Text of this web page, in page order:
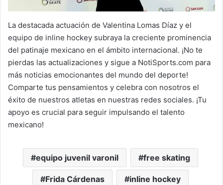
La destacada actuación de Valentina Lomas Díaz y el
equipo de inline hockey subraya la creciente prominencia
del patinaje mexicano en el ámbito internacional. ¡No te
pierdas las actualizaciones y sigue a NotiSports.com para
más noticias emocionantes del mundo del deporte!
Comparte tus pensamientos y celebra con nosotros el
éxito de nuestros atletas en nuestras redes sociales. ¡Tu
apoyo es crucial para seguir impulsando el talento
mexicano!
equipo juvenil varonil free skating
Frida Cárdenas inline hockey